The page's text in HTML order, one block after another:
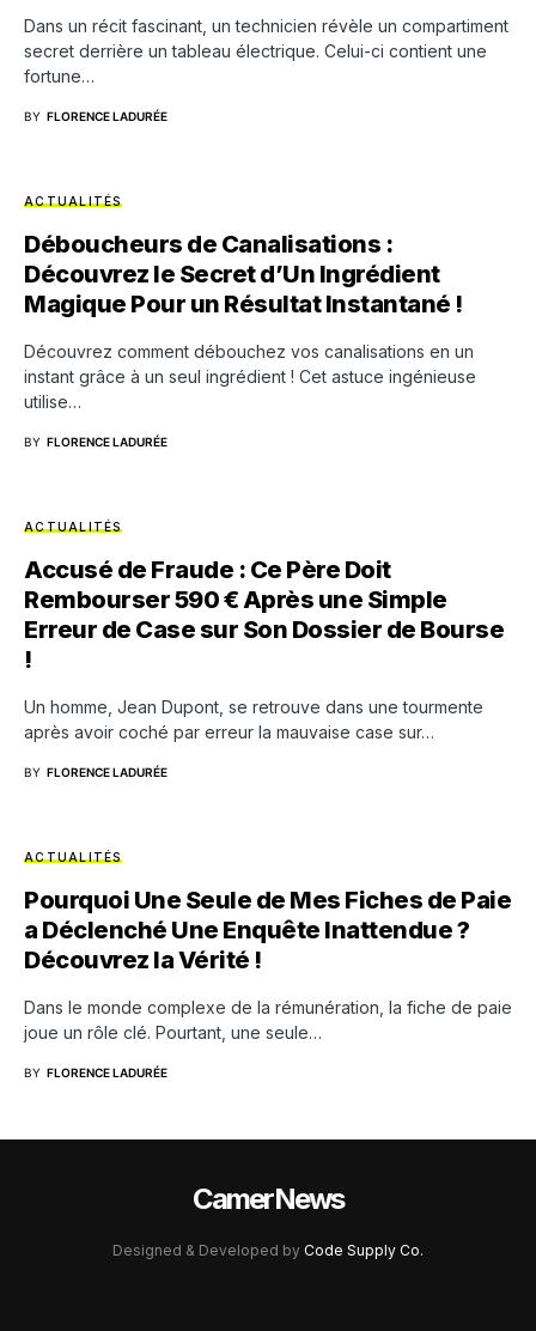
Dans un récit fascinant, un technicien révèle un compartiment
secret derrière un tableau électrique. Celui-ci contient une
fortune…
BY FLORENCE LADURÉE
ACTUALITÉS
Déboucheurs de Canalisations :
Découvrez le Secret d’Un Ingrédient
Magique Pour un Résultat Instantané !
Découvrez comment débouchez vos canalisations en un
instant grâce à un seul ingrédient ! Cet astuce ingénieuse
utilise…
BY FLORENCE LADURÉE
ACTUALITÉS
Accusé de Fraude : Ce Père Doit
Rembourser 590 € Après une Simple
Erreur de Case sur Son Dossier de Bourse
!
Un homme, Jean Dupont, se retrouve dans une tourmente
après avoir coché par erreur la mauvaise case sur…
BY FLORENCE LADURÉE
ACTUALITÉS
Pourquoi Une Seule de Mes Fiches de Paie
a Déclenché Une Enquête Inattendue ?
Découvrez la Vérité !
Dans le monde complexe de la rémunération, la fiche de paie
joue un rôle clé. Pourtant, une seule…
BY FLORENCE LADURÉE
CamerNews
Designed & Developed by Code Supply Co.